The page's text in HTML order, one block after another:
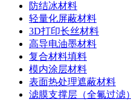
防结冰材料
轻量化屏蔽材料
3D打印长丝材料
高导电油墨材料
复合材料填料
模内涂层材料
表面热处理遮蔽材料
滤膜支撑层（全氟过滤）